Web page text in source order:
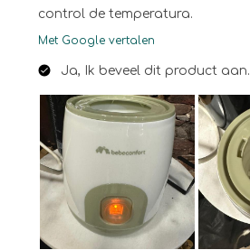
control de temperatura.
Met Google vertalen
Ja, Ik beveel dit product aan.